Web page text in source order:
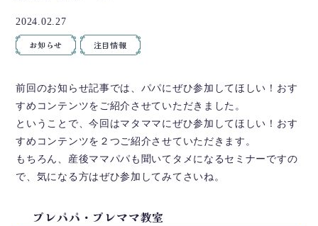
2024.02.27
お知らせ 注目情報
前回のお知らせ記事では、パパにぜひ参加してほしい！おす
すめコンテンツをご紹介させていただきました。
ということで、今回はマタママにぜひ参加してほしい！おす
すめコンテンツを２つご紹介させていただきます。
もちろん、産後ママパパも聞いてタメになるセミナーですの
で、気になる方はぜひ参加してみてさいね。
プレパパ・プレママ教室